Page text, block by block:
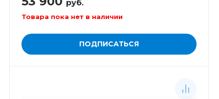
руб.
Товара пока нет в наличии
ПОДПИСАТЬСЯ